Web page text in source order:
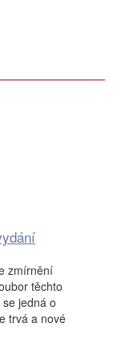
zmírnění
těchto
jedná o
trvá a nové